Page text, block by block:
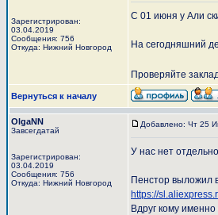
Зарегистрирован:
03.04.2019
Сообщения: 756
Откуда: Нижний Новгород
С 01 июня у Али
На сегодняшний
Проверяйте
Вернуться к началу
OlgaNN
Завсегдатай
Зарегистрирован:
03.04.2019
Сообщения: 756
Откуда: Нижний Новгород
Добавлено: Чт 25
У нас нет
Пенстор выложил
https://
Вдруг кому